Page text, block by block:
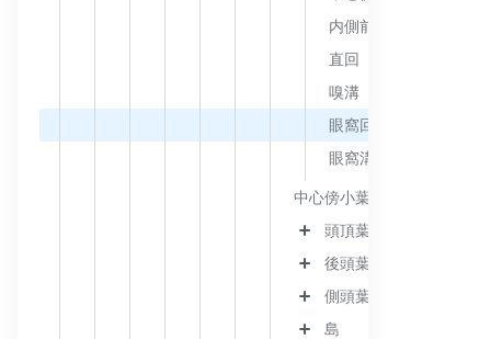
内側前頭回
直回
嗅溝
眼窩回
眼窩溝
中心傍小葉
頭頂葉
後頭葉
側頭葉
島